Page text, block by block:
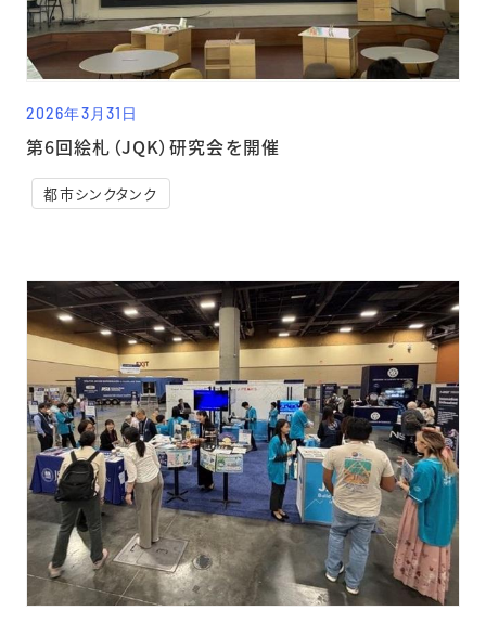
2026年3月31日
都市シンクタンク
第6回絵札（JQK）研究会を開催